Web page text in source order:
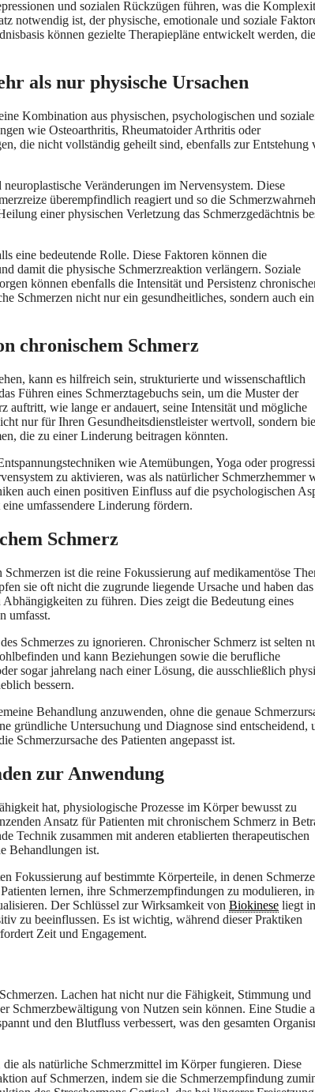
und sozialen Rückzügen führen, was die
notwendig ist, der physische, emotionale und soziale
können gezielte Therapiepläne entwickelt werden,
als nur physische Ursachen
Kombination aus physischen, psychologischen und
wie Osteoarthritis, Rheumatoider Arthritis oder
die nicht vollständig geheilt sind, ebenfalls zur Entstehung
Veränderungen im Nervensystem. Diese
überempfindlich reagiert und so die
einer physischen Verletzung das Schmerzgedächtnis
eine bedeutende Rolle. Diese Faktoren können die
damit die physische Schmerzreaktion verlängern. Soziale
können ebenfalls die Intensität und Persistenz
Schmerzen nicht nur ein gesundheitliches, sondern auch ein
chronischem Schmerz
kann es hilfreich sein, strukturierte und wissenschaftlich
Führen eines Schmerztagebuchs sein, um die Muster der
auftritt, wie lange er andauert, seine Intensität und mögliche
nur für Ihren Gesundheitsdienstleister wertvoll, sondern
die zu einer Linderung beitragen könnten.
wie Atemübungen, Yoga oder
zu aktivieren, was als natürlicher Schmerzhemmer
auch einen positiven Einfluss auf die psychologischen
umfassendere Linderung fördern.
Schmerz
ist die reine Fokussierung auf medikamentöse
sie oft nicht die zugrunde liegende Ursache und haben das
zu führen. Dies zeigt die Bedeutung eines
umfasst.
Schmerzes zu ignorieren. Chronischer Schmerz ist selten
und kann Beziehungen sowie die berufliche
sogar jahrelang nach einer Lösung, die ausschließlich
bessern.
Behandlung anzuwenden, ohne die genaue
gründliche Untersuchung und Diagnose sind entscheidend,
Schmerzursache des Patienten angepasst ist.
zur Anwendung
hat, physiologische Prozesse im Körper bewusst zu
Ansatz für Patienten mit chronischem Schmerz in
Technik zusammen mit anderen etablierten therapeutischen
Behandlungen ist.
Fokussierung auf bestimmte Körperteile, in denen
lernen, ihre Schmerzempfindungen zu modulieren,
Der Schlüssel zur Wirksamkeit von Biokinese liegt
zu beeinflussen. Es ist wichtig, während dieser Praktiken
Zeit und Engagement.
Lachen hat nicht nur die Fähigkeit, Stimmung und
Schmerzbewältigung von Nutzen sein können. Eine Studie
und den Blutfluss verbessert, was den gesamten
als natürliche Schmerzmittel im Körper fungieren. Diese
auf Schmerzen, indem sie die Schmerzempfindung